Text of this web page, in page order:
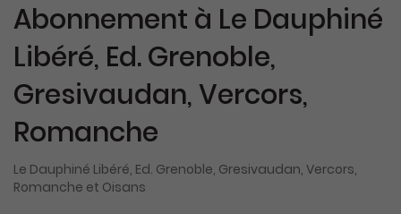
Abonnement à Le Dauphiné
Libéré, Ed. Grenoble,
Gresivaudan, Vercors,
Romanche
Le Dauphiné Libéré, Ed. Grenoble, Gresivaudan, Vercors,
Romanche et Oisans